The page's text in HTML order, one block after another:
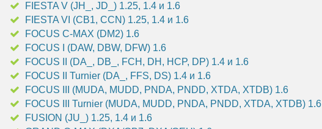
FIESTA V (JH_, JD_) 1.25, 1.4 и 1.6
FIESTA VI (CB1, CCN) 1.25, 1.4 и 1.6
FOCUS C-MAX (DM2) 1.6
FOCUS I (DAW, DBW, DFW) 1.6
FOCUS II (DA_, DB_, FCH, DH, HCP, DP) 1.4 и 1.6
FOCUS II Turnier (DA_, FFS, DS) 1.4 и 1.6
FOCUS III (MUDA, MUDD, PNDA, PNDD, XTDA, XTDB) 1.6
FOCUS III Turnier (MUDA, MUDD, PNDA, PNDD, XTDA, XTDB) 1.6
FUSION (JU_) 1.25, 1.4 и 1.6